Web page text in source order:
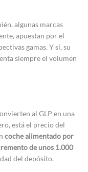
algunas marcas
apuestan por el
gamas. Y sí, su
siempre el volumen
al GLP en una
está el precio del
coche alimentado por
de unos 1.000
del depósito.